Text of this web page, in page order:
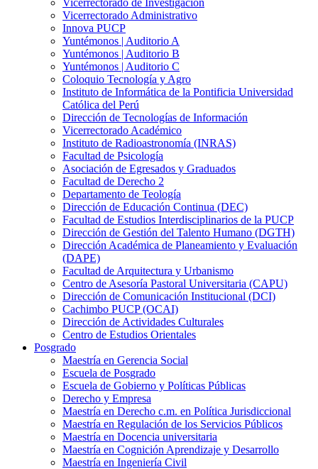
Vicerrectorado de Investigación
Vicerrectorado Administrativo
Innova PUCP
Yuntémonos | Auditorio A
Yuntémonos | Auditorio B
Yuntémonos | Auditorio C
Coloquio Tecnología y Agro
Instituto de Informática de la Pontificia Universidad
Católica del Perú
Dirección de Tecnologías de Información
Vicerrectorado Académico
Instituto de Radioastronomía (INRAS)
Facultad de Psicología
Asociación de Egresados y Graduados
Facultad de Derecho 2
Departamento de Teología
Dirección de Educación Continua (DEC)
Facultad de Estudios Interdisciplinarios de la PUCP
Dirección de Gestión del Talento Humano (DGTH)
Dirección Académica de Planeamiento y Evaluación
(DAPE)
Facultad de Arquitectura y Urbanismo
Centro de Asesoría Pastoral Universitaria (CAPU)
Dirección de Comunicación Institucional (DCI)
Cachimbo PUCP (OCAI)
Dirección de Actividades Culturales
Centro de Estudios Orientales
Posgrado
Maestría en Gerencia Social
Escuela de Posgrado
Escuela de Gobierno y Políticas Públicas
Derecho y Empresa
Maestría en Derecho c.m. en Política Jurisdiccional
Maestría en Regulación de los Servicios Públicos
Maestría en Docencia universitaria
Maestría en Cognición Aprendizaje y Desarrollo
Maestría en Ingeniería Civil